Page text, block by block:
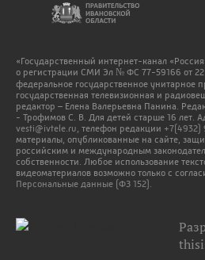
«Государственный интернет-канал
о регистрации СМИ Эл № ФС 77-59166 от 22
федеральное государственное унитарное
государственная телевизионная и
редактор – Елена Валерьевна Панина.
- Трофимов С. В. Для детей старше 16 лет.
vesti@ivtele.ru , телефон редакции
материалы, опубликованные на сайте,
российским и международным
собственности. Любое использование
видеоматериалов возможно только с
Персональные данные (ФЗ 152).